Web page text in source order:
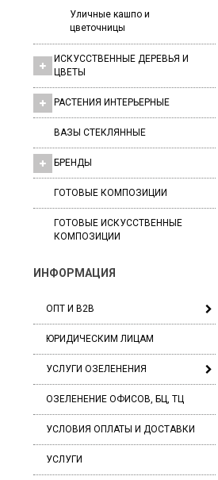
Уличные кашпо и
цветочницы
ИСКУССТВЕННЫЕ ДЕРЕВЬЯ И
ЦВЕТЫ
РАСТЕНИЯ ИНТЕРЬЕРНЫЕ
ВАЗЫ СТЕКЛЯННЫЕ
БРЕНДЫ
ГОТОВЫЕ КОМПОЗИЦИИ
ГОТОВЫЕ ИСКУССТВЕННЫЕ
КОМПОЗИЦИИ
ИНФОРМАЦИЯ
ОПТ И B2B
ЮРИДИЧЕСКИМ ЛИЦАМ
УСЛУГИ ОЗЕЛЕНЕНИЯ
ОЗЕЛЕНЕНИЕ ОФИСОВ, БЦ, ТЦ
УСЛОВИЯ ОПЛАТЫ И ДОСТАВКИ
УСЛУГИ